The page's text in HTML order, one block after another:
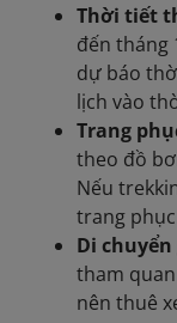
Thời tiết
đến tháng
dự báo
lịch vào
Trang
theo đồ
Nếu
trang
Di
tham
nên thuê